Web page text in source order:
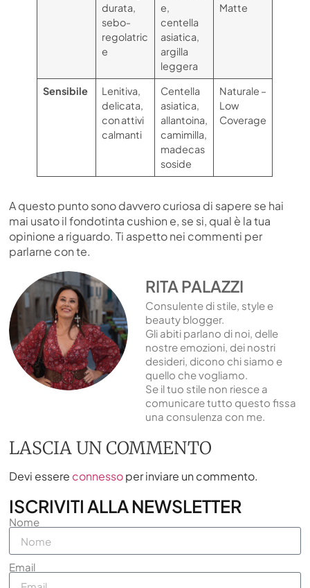
durata,
sebo-
regolatric
e
e,
centella
asiatica,
argilla
leggera
Matte
Sensibile
Lenitiva,
delicata,
con attivi
calmanti
Centella
asiatica,
allantoina,
camimilla,
madecas
soside
Naturale –
Low
Coverage
A questo punto sono davvero curiosa di sapere se hai
mai usato il fondotinta cushion e, se si, qual è la tua
opinione a riguardo. Ti aspetto nei commenti per
parlarne con te.
RITA PALAZZI
Consulente di stile, style e
beauty blogger.
Gli abiti parlano di noi, delle
nostre emozioni, dei nostri
desideri, dicono chi siamo e
quello che vogliamo.
Se il tuo stile non riesce a
comunicare tutto questo fissa
una consulenza con me.
LASCIA UN COMMENTO
Devi essere connessoper inviare un commento.
ISCRIVITI ALLA NEWSLETTER
Nome
Email